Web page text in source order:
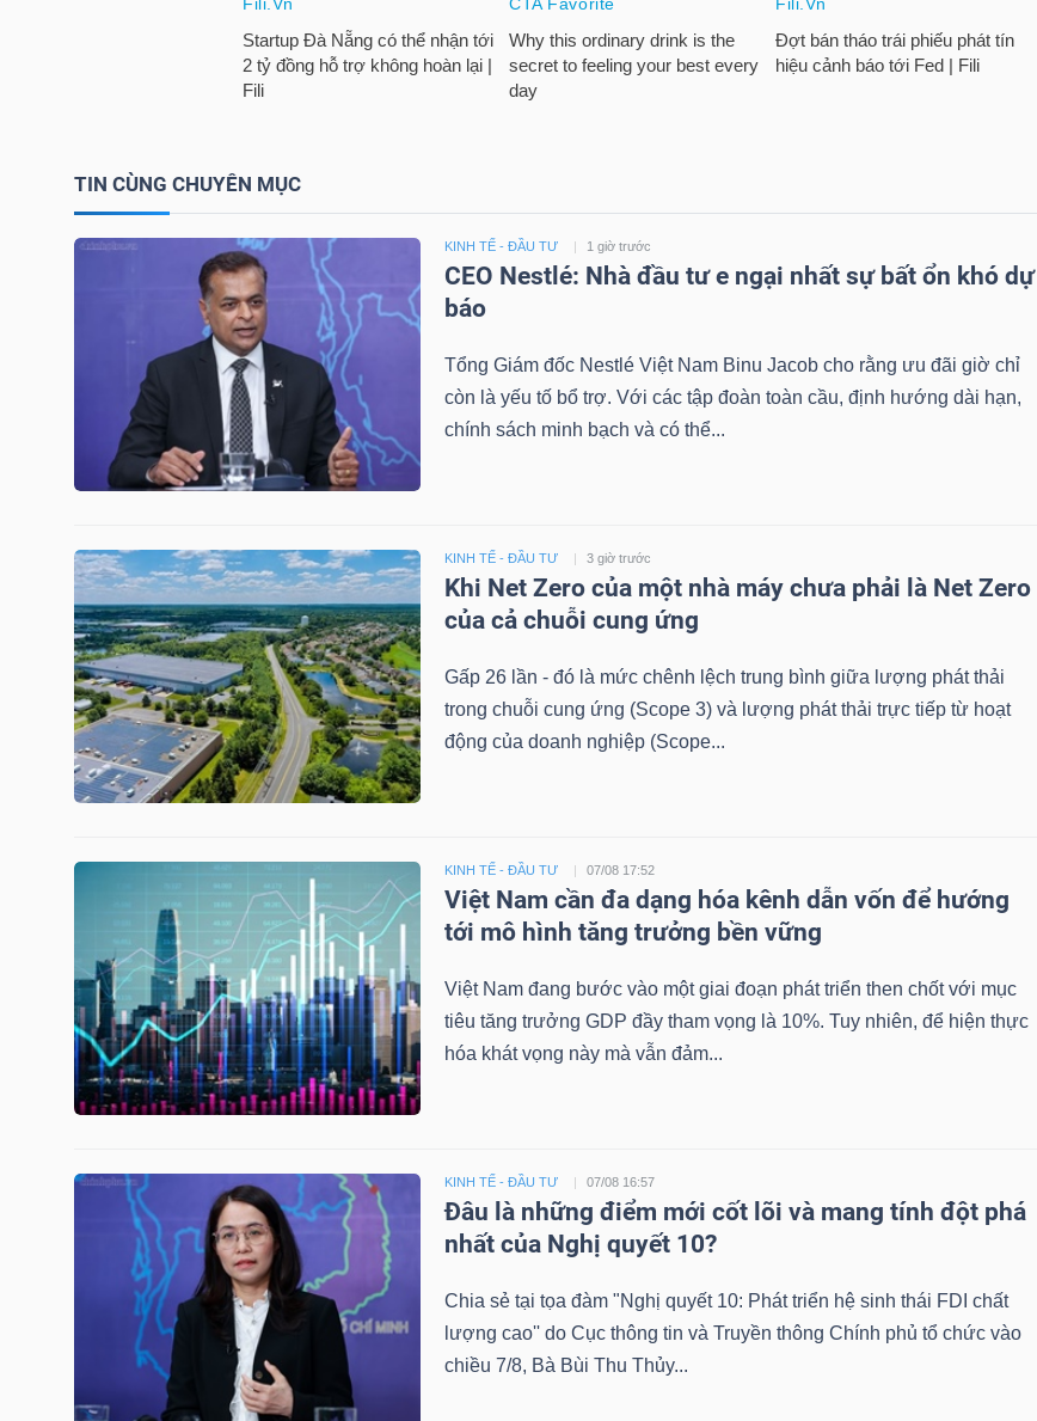
TIN CÙNG CHUYÊN MỤC
KINH TẾ - ĐẦU TƯ 1 giờ trước
CEO Nestlé: Nhà đầu tư e ngại nhất sự bất ổn khó dự
báo
Tổng Giám đốc Nestlé Việt Nam Binu Jacob cho rằng ưu đãi giờ chỉ
còn là yếu tố bổ trợ. Với các tập đoàn toàn cầu, định hướng dài hạn,
chính sách minh bạch và có thể...
KINH TẾ - ĐẦU TƯ 3 giờ trước
Khi Net Zero của một nhà máy chưa phải là Net Zero
của cả chuỗi cung ứng
Gấp 26 lần - đó là mức chênh lệch trung bình giữa lượng phát thải
trong chuỗi cung ứng (Scope 3) và lượng phát thải trực tiếp từ hoạt
động của doanh nghiệp (Scope...
KINH TẾ - ĐẦU TƯ 07/08 17:52
Việt Nam cần đa dạng hóa kênh dẫn vốn để hướng
tới mô hình tăng trưởng bền vững
Việt Nam đang bước vào một giai đoạn phát triển then chốt với mục
tiêu tăng trưởng GDP đầy tham vọng là 10%. Tuy nhiên, để hiện thực
hóa khát vọng này mà vẫn đảm...
KINH TẾ - ĐẦU TƯ 07/08 16:57
Đâu là những điểm mới cốt lõi và mang tính đột phá
nhất của Nghị quyết 10?
Chia sẻ tại tọa đàm "Nghị quyết 10: Phát triển hệ sinh thái FDI chất
lượng cao'' do Cục thông tin và Truyền thông Chính phủ tổ chức vào
chiều 7/8, Bà Bùi Thu Thủy...
SECTOR
NĂNG
LƯỢNG
CÔNG